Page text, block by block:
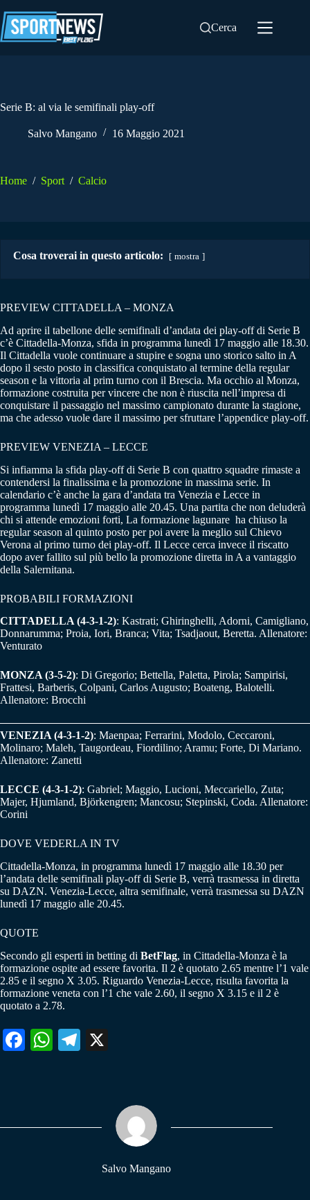
al
contenuto
Cerca
Serie B: al via le semifinali play-off
Salvo Mangano 16 Maggio 2021
Home / Sport / Calcio
Cosa troverai in questo articolo: mostra
PREVIEW CITTADELLA – MONZA
Ad aprire il tabellone delle semifinali d’andata dei play-off di Serie B
c’è Cittadella-Monza, sfida in programma lunedì 17 maggio alle 18.30.
Il Cittadella vuole continuare a stupire e sogna uno storico salto in A
dopo il sesto posto in classifica conquistato al termine della regular
season e la vittoria al prim turno con il Brescia. Ma occhio al Monza,
formazione costruita per vincere che non è riuscita nell’impresa di
conquistare il passaggio nel massimo campionato durante la stagione,
ma che adesso vuole dare il massimo per sfruttare l’appendice play-off.
PREVIEW VENEZIA – LECCE
Si infiamma la sfida play-off di Serie B con quattro squadre rimaste a
contendersi la finalissima e la promozione in massima serie. In
calendario c’è anche la gara d’andata tra Venezia e Lecce in
programma lunedì 17 maggio alle 20.45. Una partita che non deluderà
chi si attende emozioni forti, La formazione lagunare ha chiuso la
regular season al quinto posto per poi avere la meglio sul Chievo
Verona al primo turno dei play-off. Il Lecce cerca invece il riscatto
dopo aver fallito sul più bello la promozione diretta in A a vantaggio
della Salernitana.
PROBABILI FORMAZIONI
CITTADELLA (4-3-1-2): Kastrati; Ghiringhelli, Adorni, Camigliano,
Donnarumma; Proia, Iori, Branca; Vita; Tsadjaout, Beretta. Allenatore:
Venturato
MONZA (3-5-2): Di Gregorio; Bettella, Paletta, Pirola; Sampirisi,
Frattesi, Barberis, Colpani, Carlos Augusto; Boateng, Balotelli.
Allenatore: Brocchi
VENEZIA (4-3-1-2): Maenpaa; Ferrarini, Modolo, Ceccaroni,
Molinaro; Maleh, Taugordeau, Fiordilino; Aramu; Forte, Di Mariano.
Allenatore: Zanetti
LECCE (4-3-1-2): Gabriel; Maggio, Lucioni, Meccariello, Zuta;
Majer, Hjumland, Björkengren; Mancosu; Stepinski, Coda. Allenatore:
Corini
DOVE VEDERLA IN TV
Cittadella-Monza, in programma lunedì 17 maggio alle 18.30 per
l’andata delle semifinali play-off di Serie B, verrà trasmessa in diretta
su DAZN. Venezia-Lecce, altra semifinale, verrà trasmessa su DAZN
lunedì 17 maggio alle 20.45.
QUOTE
Secondo gli esperti in betting di BetFlag, in Cittadella-Monza è la
formazione ospite ad essere favorita. Il 2 è quotato 2.65 mentre l’1 vale
2.85 e il segno X 3.05. Riguardo Venezia-Lecce, risulta favorita la
formazione veneta con l’1 che vale 2.60, il segno X 3.15 e il 2 è
quotato a 2.78.
Fa W
pp
Te
m
Salvo Mangano